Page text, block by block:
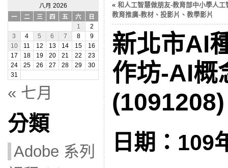
八月 2026
一
二 三 四 五 六
日
1
2
3
4 5 6 7 8
9
10
11 12 13 14 15
16
17
18 19 20 21 22
23
24
25 26 27 28 29
30
31
« 七月
分類
Adobe 系列
« 和人工智慧做朋友-教育部中小學人工
教育推廣-教材、投影片、教學影片
新北市AI
作坊-AI概
(1091208)
日期：109